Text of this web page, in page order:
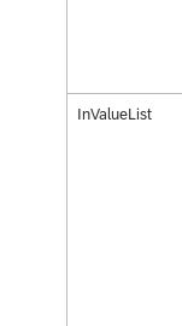
InValueList